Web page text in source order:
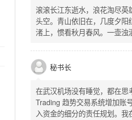
秘书长
滚滚长江东逝水，浪花淘尽英
头空。青山依旧在，几度夕阳
渚上，惯看秋月春风。一壶浊
的开篇词，气势磅礴，感慨历
暂。晚饭时在墙上看到这句诗
千。历史长河滚滚向前，多少
秘书长